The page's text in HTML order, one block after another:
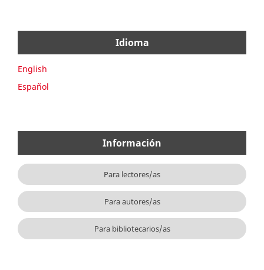
Idioma
English
Español
Información
Para lectores/as
Para autores/as
Para bibliotecarios/as